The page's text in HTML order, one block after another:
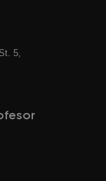
5,